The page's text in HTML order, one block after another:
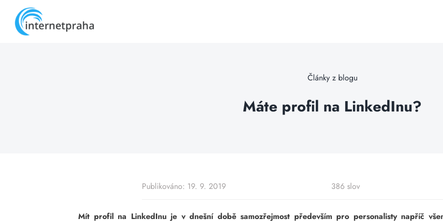
content
Články z blogu
Máte profil na LinkedInu?
Publikováno: 19. 9. 2019 386 slov
Mít profil na LinkedInu je v dnešní době samozřejmost především pro personalisty napříč